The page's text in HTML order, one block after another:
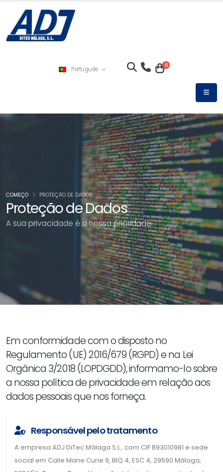
Português 0
Proteção de Dados
A sua privacidade é a nossa prioridade.
COMEÇO PROTEÇÃO DE DADOS
Em conformidade com o disposto no
Regulamento (UE) 2016/679 (RGPD) e na Lei
Orgânica 3/2018 (LOPDGDD), informamo-lo sobre
a nossa política de privacidade em relação aos
dados pessoais que nos forneça.
Responsável pelo tratamento
A empresa ADJ DiTec Málaga S.L., com CIF B93010981 e sede
social em Calle Marie Curie 9, BlQ 4, ESC 4, 29590 Málaga,